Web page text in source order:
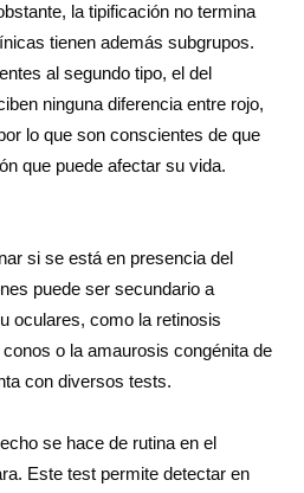
la tipificación no termina
tienen además subgrupos.
al segundo tipo, el del
ninguna diferencia entre rojo,
lo que son conscientes de que
que puede afectar su vida.
si se está en presencia del
puede ser secundario a
oculares, como la retinosis
o la amaurosis congénita de
con diversos tests.
se hace de rutina en el
Este test permite detectar en